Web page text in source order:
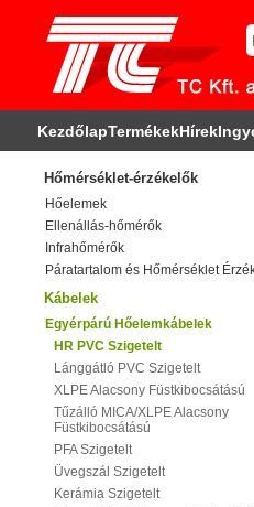
KezdőlapTermékekHírek
Hőmérséklet-érzékelők
Hőelemek
Ellenállás-hőmérők
Infrahőmérők
Páratartalom és Hőmérséklet
Kábelek
Egyérpárú Hőelemkábelek
HR PVC Szigetelt
Lánggátló PVC Szigetelt
XLPE Alacsony Füstkibocsátású
Tűzálló MICA/XLPE Alacsony
Füstkibocsátású
PFA Szigetelt
Üvegszál Szigetelt
Kerámia Szigetelt